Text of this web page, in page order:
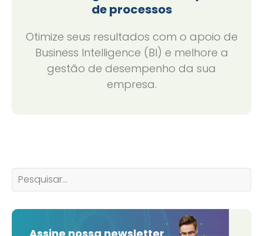
de processos
Otimize seus resultados com o apoio de
Business Intelligence (BI) e melhore a
gestão de desempenho da sua
empresa.